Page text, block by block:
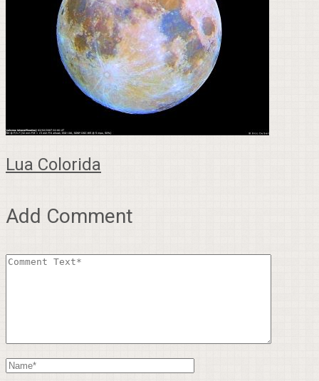
Lua Colorida
Add Comment